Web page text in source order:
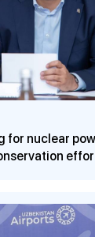
for nuclear